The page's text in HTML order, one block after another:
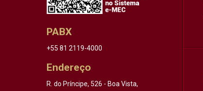
PABX
+55 81 2119-4000
Endereço
R. do Príncipe, 526 - Boa Vista,